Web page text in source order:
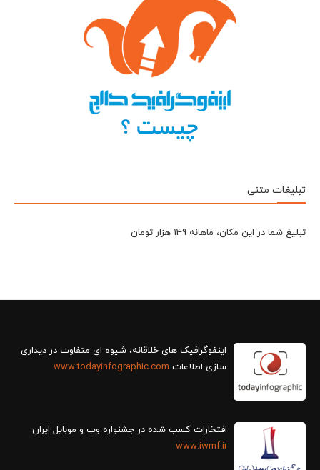
تبلیغات متنی
تبلیغ شما در این مکان، ماهانه 149 هزار تومان
سازی اطلاعات www.todayinfographic.com
افتخارات کسب شده در جشنواره وب و موبایل ایران
www.iwmf.ir